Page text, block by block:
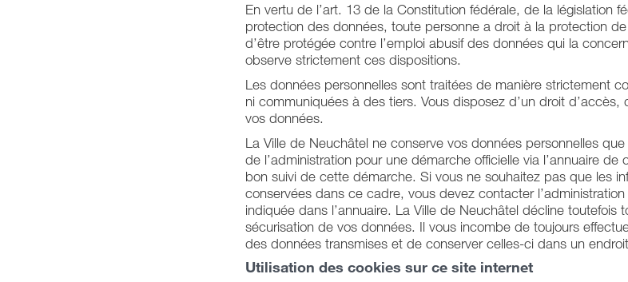
En vertu de l’art. 13 de la Constitution fédérale, de la législation
protection des données, toute personne a droit à la protection
d’être protégée contre l’emploi abusif des données qui la
observe strictement ces dispositions.
Les données personnelles sont traitées de manière strictement
ni communiquées à des tiers. Vous disposez d’un droit
vos données.
La Ville de Neuchâtel ne conserve vos données personnelles
de l’administration pour une démarche officielle via l’annuaire
bon suivi de cette démarche. Si vous ne souhaitez pas que les
conservées dans ce cadre, vous devez contacter
indiquée dans l’annuaire. La Ville de Neuchâtel décline toutefois
sécurisation de vos données. Il vous incombe de toujours
des données transmises et de conserver celles-ci dans un
Utilisation des cookies sur ce site internet